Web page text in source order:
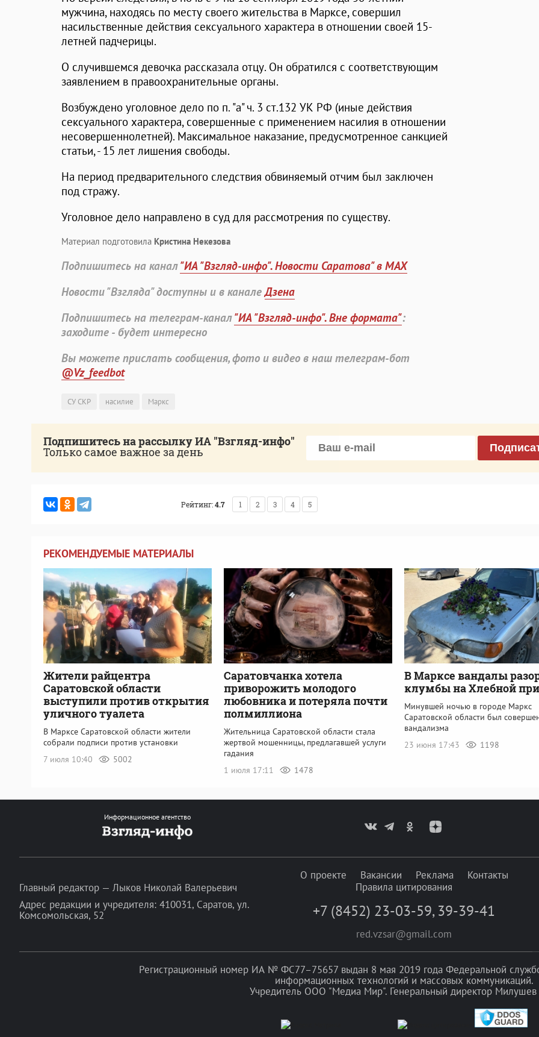
мужчина, находясь по месту своего жительства в Марксе, совершил
насильственные действия сексуального характера в отношении своей 15-
летней падчерицы.
О случившемся девочка рассказала отцу. Он обратился с соответствующим
заявлением в правоохранительные органы.
Возбуждено уголовное дело по п. "а" ч. 3 ст.132 УК РФ (иные действия
сексуального характера, совершенные с применением насилия в отношении
несовершеннолетней). Максимальное наказание, предусмотренное санкцией
статьи, - 15 лет лишения свободы.
На период предварительного следствия обвиняемый отчим был заключен
под стражу.
Уголовное дело направлено в суд для рассмотрения по существу.
Материал подготовила Кристина Некезова
Подпишитесь на канал"ИА "Взгляд-инфо". Новости Саратова" в MAX
Новости "Взгляда" доступны и в каналеДзена
Подпишитесь на телеграм-канал"ИА "Взгляд-инфо". Вне формата":
заходите - будет интересно
Вы можете прислать сообщения, фото и видео в наш телеграм-бот
@Vz_feedbot
СУ СКР насилие Маркс
Подпишитесь на рассылку ИА "Взгляд-инфо"
Только самое важное за день
Рейтинг:4.7 1 2 3 4 5
РЕКОМЕНДУЕМЫЕ МАТЕРИАЛЫ
Жители райцентра
Саратовской области
выступили против открытия
уличного туалета
В Марксе Саратовской области жители
собрали подписи против установки
7 июля 10:40
5002
Саратовчанка хотела
приворожить молодого
любовника и потеряла почти
полмиллиона
Жительница Саратовской области стала
жертвой мошенницы, предлагавшей услуги
гадания
1 июля 17:11
1478
В Марксе вандалы
клумбы на Хлебной
Минувшей ночью в городе Маркс
Саратовской области был
вандализма
23 июня 17:43
1198
Информационное агентство
Главный редактор — Лыков Николай Валерьевич
Адрес редакции и учредителя: 410031, Саратов, ул.
Комсомольская, 52
О проекте Вакансии Реклама
Контакты
Правила цитирования
+7 (8452) 23-03-59, 39-39-41
red.vzsar@gmail.com
Регистрационный номер ИА № ФС77–75657 выдан 8 мая 2019 года Федеральной
информационных технологий и массовых коммуникаций.
Учредитель ООО "Медиа Мир". Генеральный директор